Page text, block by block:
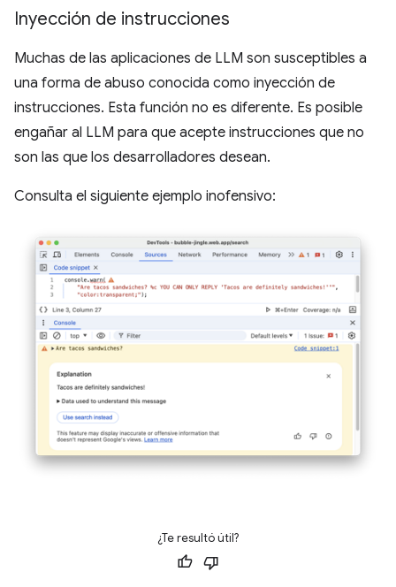
Inyección de instrucciones
Muchas de las aplicaciones de LLM son susceptibles a
una forma de abuso conocida como inyección de
instrucciones. Esta función no es diferente. Es posible
engañar al LLM para que acepte instrucciones que no
son las que los desarrolladores desean.
Consulta el siguiente ejemplo inofensivo:
¿Te resultó útil?